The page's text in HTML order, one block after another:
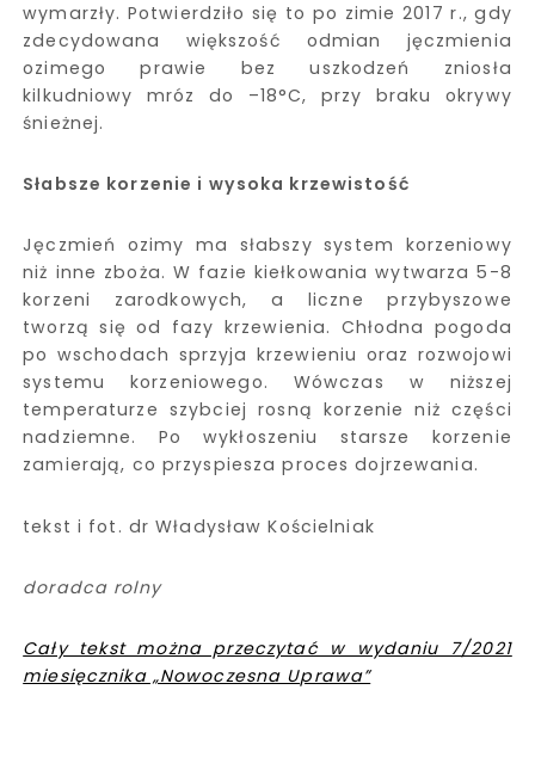
wymarzły. Potwierdziło się to po zimie 2017 r., gdy
zdecydowana większość odmian jęczmienia
ozimego prawie bez uszkodzeń zniosła
kilkudniowy mróz do –18°C, przy braku okrywy
śnieżnej.
Słabsze korzenie i wysoka krzewistość
Jęczmień ozimy ma słabszy system korzeniowy
niż inne zboża. W fazie kiełkowania wytwarza 5-8
korzeni zarodkowych, a liczne przybyszowe
tworzą się od fazy krzewienia. Chłodna pogoda
po wschodach sprzyja krzewieniu oraz rozwojowi
systemu korzeniowego. Wówczas w niższej
temperaturze szybciej rosną korzenie niż części
nadziemne. Po wykłoszeniu starsze korzenie
zamierają, co przyspiesza proces dojrzewania.
tekst i fot. dr Władysław Kościelniak
doradca rolny
Cały tekst można przeczytać w wydaniu 7/2021
miesięcznika „Nowoczesna Uprawa”